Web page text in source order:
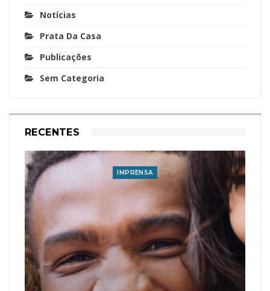
Notícias
Prata Da Casa
Publicações
Sem Categoria
RECENTES
IMPRENSA